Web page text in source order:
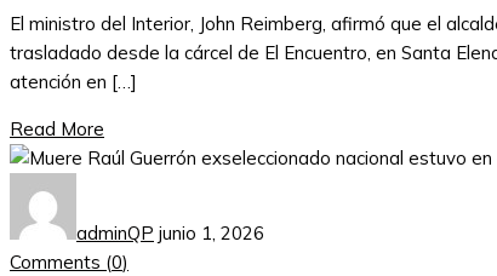
El ministro del Interior, John Reimberg, afirmó que el
trasladado desde la cárcel de El Encuentro, en Santa
atención en […]
Read More
adminQP junio 1, 2026
Comments (0)